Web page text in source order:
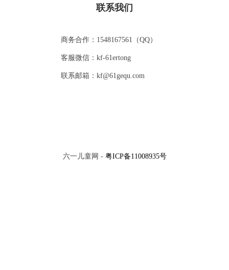
联系我们
商务合作：1548167561（QQ）
客服微信：kf-61ertong
联系邮箱：kf@61gequ.com
六一儿童网 - 粤ICP备11008935号